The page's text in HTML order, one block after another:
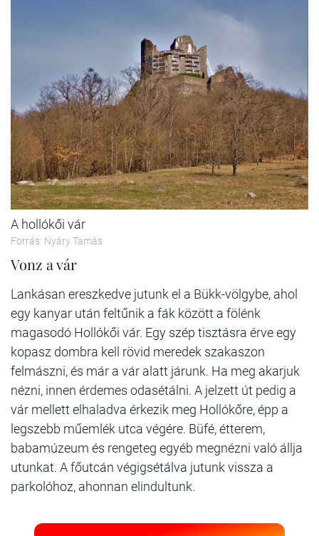
A hollókői vár
Forrás: Nyáry Tamás
Vonz a vár
Lankásan ereszkedve jutunk el a Bükk-völgybe, ahol
egy kanyar után feltűnik a fák között a fölénk
magasodó Hollókői vár. Egy szép tisztásra érve egy
kopasz dombra kell rövid meredek szakaszon
felmászni, és már a vár alatt járunk. Ha meg akarjuk
nézni, innen érdemes odasétálni. A jelzett út pedig a
vár mellett elhaladva érkezik meg Hollókőre, épp a
legszebb műemlék utca végére. Büfé, étterem,
babamúzeum és rengeteg egyéb megnézni való állja
utunkat. A főutcán végigsétálva jutunk vissza a
parkolóhoz, ahonnan elindultunk.